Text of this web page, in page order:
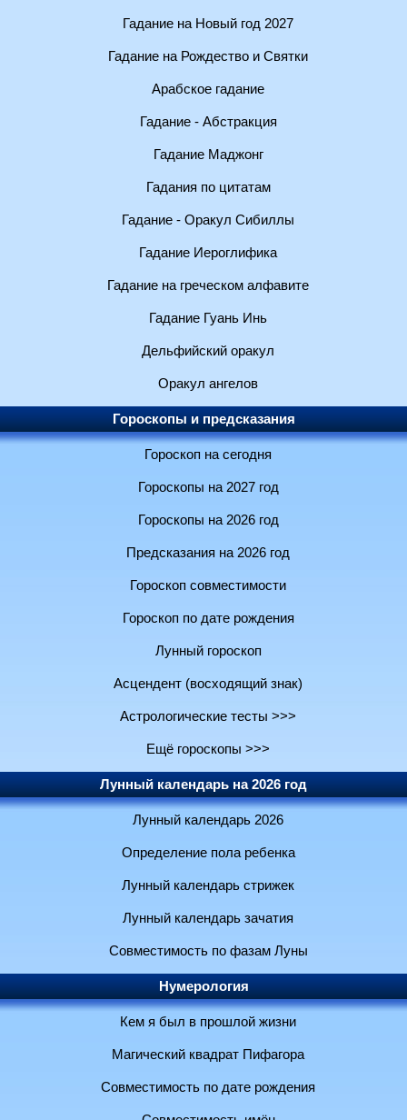
Гадание на Новый год 2027
Гадание на Рождество и Святки
Арабское гадание
Гадание - Абстракция
Гадание Маджонг
Гадания по цитатам
Гадание - Оракул Сибиллы
Гадание Иероглифика
Гадание на греческом алфавите
Гадание Гуань Инь
Дельфийский оракул
Оракул ангелов
Гороскопы и предсказания
Гороскоп на сегодня
Гороскопы на 2027 год
Гороскопы на 2026 год
Предсказания на 2026 год
Гороскоп совместимости
Гороскоп по дате рождения
Лунный гороскоп
Асцендент (восходящий знак)
Астрологические тесты >>>
Ещё гороскопы >>>
Лунный календарь на 2026 год
Лунный календарь 2026
Определение пола ребенка
Лунный календарь стрижек
Лунный календарь зачатия
Совместимость по фазам Луны
Нумерология
Кем я был в прошлой жизни
Магический квадрат Пифагора
Совместимость по дате рождения